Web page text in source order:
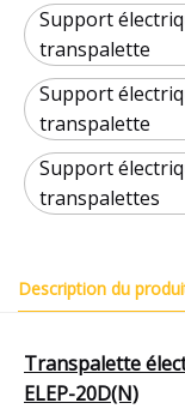
Support
transpalette
Support
transpalette
Support
transpalettes
Description du
Transpalette
ELEP-20D(N)